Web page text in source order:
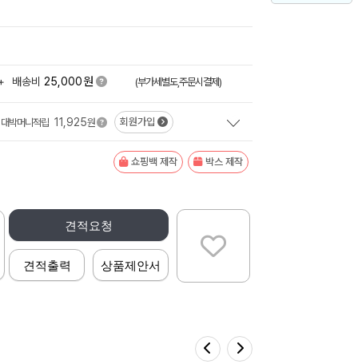
배송비 25,000원 (부가세별도,주문시결제)
대박머니적립 11,925원 회원가입
쇼핑백 제작 박스 제작
견적요청
견적출력 상품제안서